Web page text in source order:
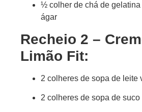
½ colher de chá de
ágar
Recheio 2 –
Limão Fit:
2 colheres de sopa de leite
2 colheres de sopa de